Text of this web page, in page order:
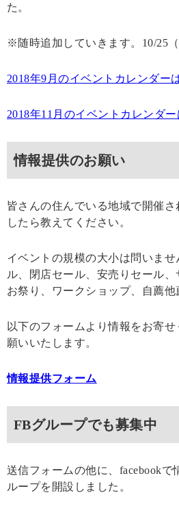
た。
※随時追加していきます。10/25
2018年9月のイベントカレンダー
2018年11月のイベントカレンダー
情報提供のお願い
皆さんの住んでいる地域で開催さ
したら教えてください。
イベントの規模の大小は問いま
ル、閉店セール、安売りセール、
お祭り、ワークショップ、自薦他
以下のフォームより情報をお寄
願いいたします。
情報提供フォーム
FBグループでも募集中
送信フォームの他に、facebookで
ループを開設しました。